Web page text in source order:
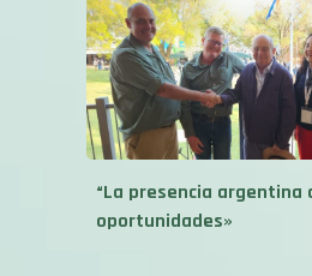
“La presencia argentina
oportunidades»